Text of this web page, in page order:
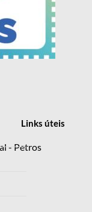
Linksúteis
- Petros